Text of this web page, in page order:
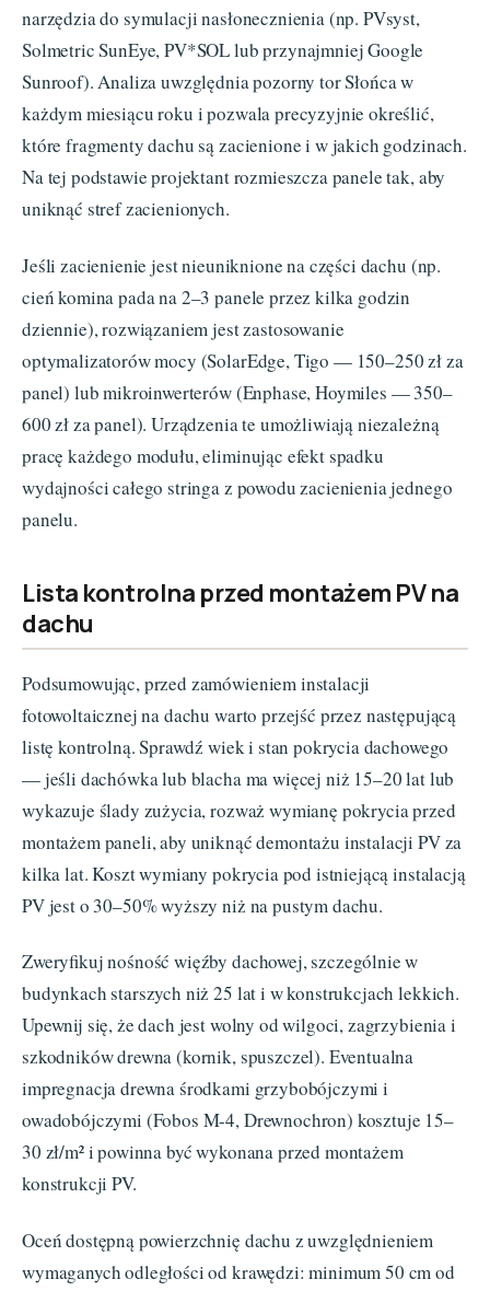
narzędzia do symulacji nasłonecznienia (np. PVsyst,
Solmetric SunEye, PV*SOL lub przynajmniej Google
Sunroof). Analiza uwzględnia pozorny tor Słońca w
każdym miesiącu roku i pozwala precyzyjnie określić,
które fragmenty dachu są zacienione i w jakich godzinach.
Na tej podstawie projektant rozmieszcza panele tak, aby
uniknąć stref zacienionych.
Jeśli zacienienie jest nieuniknione na części dachu (np.
cień komina pada na 2–3 panele przez kilka godzin
dziennie), rozwiązaniem jest zastosowanie
optymalizatorów mocy (SolarEdge, Tigo — 150–250 zł za
panel) lub mikroinwerterów (Enphase, Hoymiles — 350–
600 zł za panel). Urządzenia te umożliwiają niezależną
pracę każdego modułu, eliminując efekt spadku
wydajności całego stringa z powodu zacienienia jednego
panelu.
Lista kontrolna przed montażem PV na
dachu
Podsumowując, przed zamówieniem instalacji
fotowoltaicznej na dachu warto przejść przez następującą
listę kontrolną. Sprawdź wiek i stan pokrycia dachowego
— jeśli dachówka lub blacha ma więcej niż 15–20 lat lub
wykazuje ślady zużycia, rozważ wymianę pokrycia przed
montażem paneli, aby uniknąć demontażu instalacji PV za
kilka lat. Koszt wymiany pokrycia pod istniejącą instalacją
PV jest o 30–50% wyższy niż na pustym dachu.
Zweryfikuj nośność więźby dachowej, szczególnie w
budynkach starszych niż 25 lat i w konstrukcjach lekkich.
Upewnij się, że dach jest wolny od wilgoci, zagrzybienia i
szkodników drewna (kornik, spuszczel). Eventualna
impregnacja drewna środkami grzybobójczymi i
owadobójczymi (Fobos M-4, Drewnochron) kosztuje 15–
30 zł/m² i powinna być wykonana przed montażem
konstrukcji PV.
Oceń dostępną powierzchnię dachu z uwzględnieniem
wymaganych odległości od krawędzi: minimum 50 cm od